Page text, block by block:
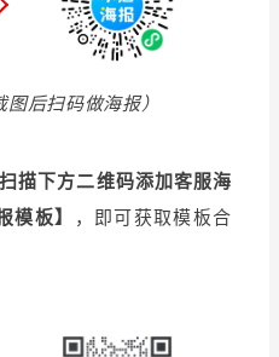
图后扫码做海报）
扫描下方二维码添加客服海
模板】
，即可获取模板合